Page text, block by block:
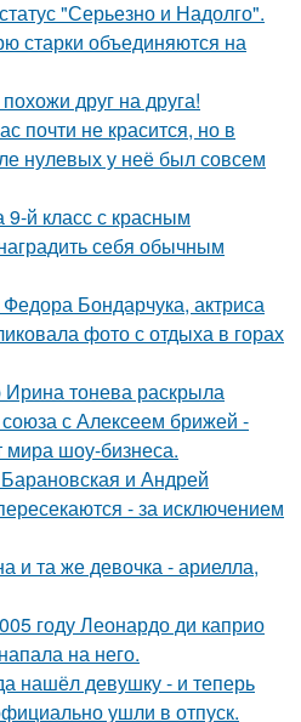
"Серьезно и Надолго".
старки объединяются на
друг на друга!
почти не красится, но в
нулевых у неё был совсем
й класс с красным
себя обычным
Бондарчука, актриса
фото с отдыха в горах
тонева раскрыла
с Алексеем брижей -
шоу-бизнеса.
и Андрей
- за исключением
и та же девочка - ариелла,
году Леонардо ди каприо
на него.
нашёл девушку - и теперь
ушли в отпуск.